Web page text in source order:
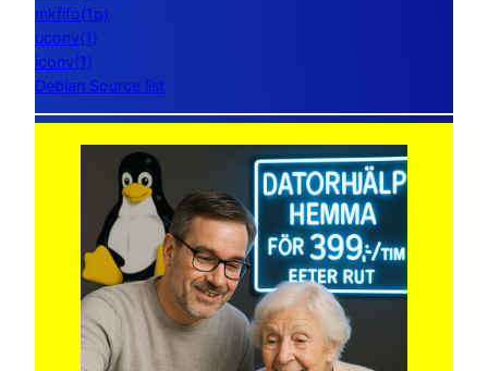
mkfifo(1p)
uconv(1)
iconv(1)
Debian Source list